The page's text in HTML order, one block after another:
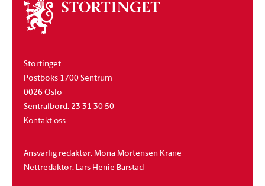
Om
stortinget
Stortinget
Postboks 1700 Sentrum
0026 Oslo
Sentralbord: 23 31 30 50
Kontakt oss
Ansvarlig redaktør: Mona Mortensen Krane
Nettredaktør: Lars Henie Barstad